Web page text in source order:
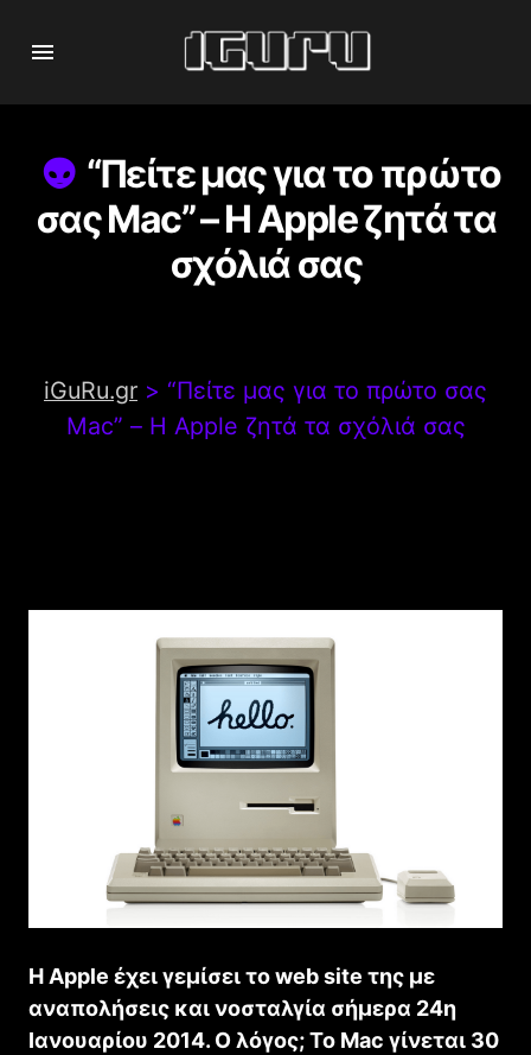
“Πείτε μας για το πρώτο
σας Mac” – Η Apple ζητά τα
σχόλιά σας
iGuRu.gr > “Πείτε μας για το πρώτο σας
Mac” – Η Apple ζητά τα σχόλιά σας
Η Apple έχει γεμίσει το web site της με
αναπολήσεις και νοσταλγία σήμερα 24η
Ιανουαρίου 2014. Ο λόγος; Το Mac γίνεται 30